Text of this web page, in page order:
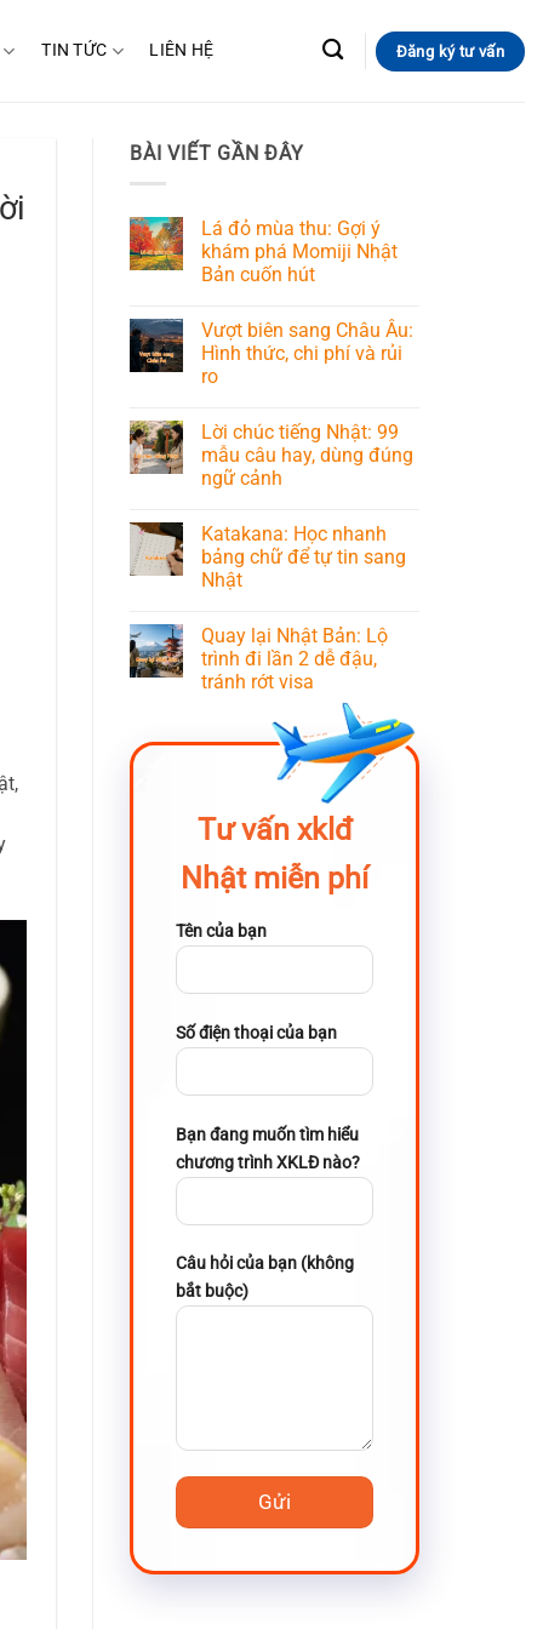
TIN TỨC LIÊN HỆ Đăng ký tư vấn
BÀI VIẾT GẦN ĐÂY
Lá đỏ mùa thu: Gợi ý
khám phá Momiji Nhật
Bản cuốn hút
Vượt biên sang Châu Âu:
Hình thức, chi phí và rủi
ro
Lời chúc tiếng Nhật: 99
mẫu câu hay, dùng đúng
ngữ cảnh
Katakana: Học nhanh
bảng chữ để tự tin sang
Nhật
Quay lại Nhật Bản: Lộ
trình đi lần 2 dễ đậu,
tránh rớt visa
Tư vấn xklđ
Nhật miễn phí
Tên của bạn
Số điện thoại của bạn
Bạn đang muốn tìm hiểu
chương trình XKLĐ nào?
Câu hỏi của bạn (không
bắt buộc)